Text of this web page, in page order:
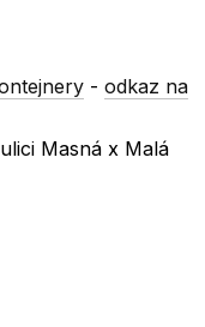
-odkaz na
Masná x Malá